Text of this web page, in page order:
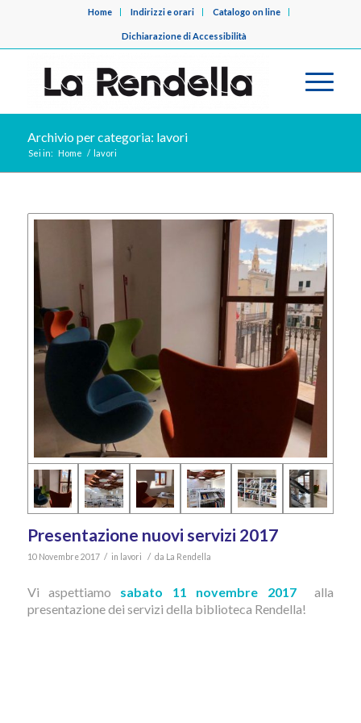
Home Indirizzi e orari Catalogo on line
Dichiarazione di Accessibilità
Archivio per categoria: lavori
Sei in: Home / lavori
Presentazione nuovi servizi 2017
10 Novembre 2017 / in lavori / da La Rendella
Vi aspettiamo sabato 11 novembre 2017
alla
presentazione dei servizi della biblioteca Rendella!